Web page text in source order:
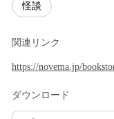
怪談
関連リンク
https://novema.jp/
ダウンロード